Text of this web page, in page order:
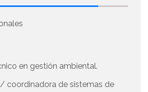
en gestión ambiental.
coordinadora de sistemas de